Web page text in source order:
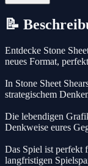
📝
Entdecke Stone
neues Format,
In Stone Sheet
strategischem
Die lebendigen
Denkweise eures
Das Spiel ist perfekt
langfristigen